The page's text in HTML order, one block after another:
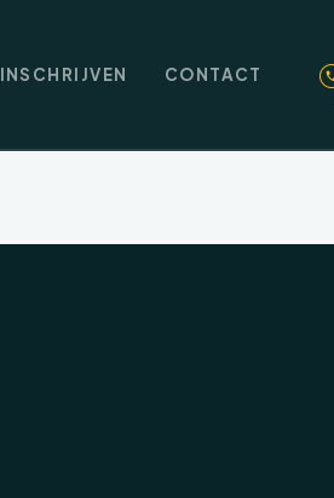
INSCHRIJVEN CONTACT